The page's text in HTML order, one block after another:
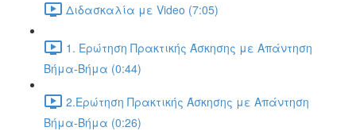
Διδασκαλία με Video (7:05)
1. Ερώτηση Πρακτικής Άσκησης με Απάντηση
Βήμα-Βήμα (0:44)
2.Ερώτηση Πρακτικής Άσκησης με Απάντηση
Βήμα-Βήμα (0:26)